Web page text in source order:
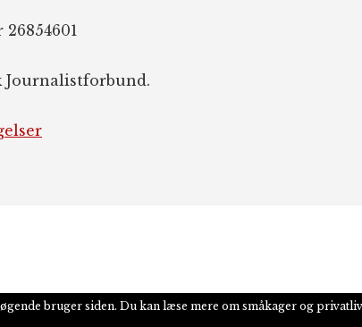
Journalistforbund.
bruger siden. Du kan læse mere om småkager og